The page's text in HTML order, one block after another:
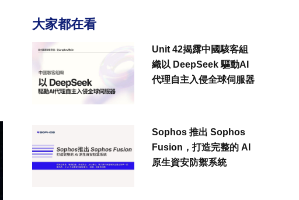
大家都在看
Unit 42揭露中國駭客組
織以 DeepSeek 驅動AI
代理自主入侵全球伺服器
Sophos 推出 Sophos
Fusion，打造完整的 AI
原生資安防禦系統